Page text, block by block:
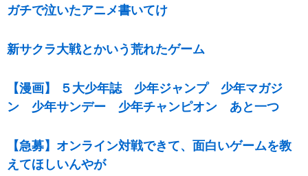
ガチで泣いたアニメ書いてけ
新サクラ大戦とかいう荒れたゲーム
【漫画】 ５大少年誌 少年ジャンプ 少年マガジ
ン 少年サンデー 少年チャンピオン あと一つ
【急募】オンライン対戦できて、面白いゲームを教
えてほしいんやが